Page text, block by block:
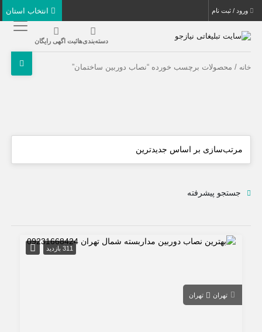
ورود / ثبت نام
دسته‌بندی‌هاثبت اگهی رایگان
خانه / محصولات برچسب خورده “نصاب دوربین ساختمان”
جستجو پیشرفته
311 بازدید
تهران تهران